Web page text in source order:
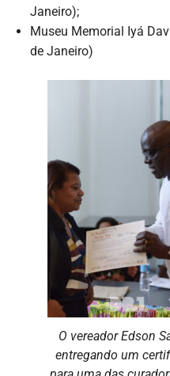
Janeiro);
Museu Memorial Iyá
de Janeiro)
O vereador Edson
entregando um